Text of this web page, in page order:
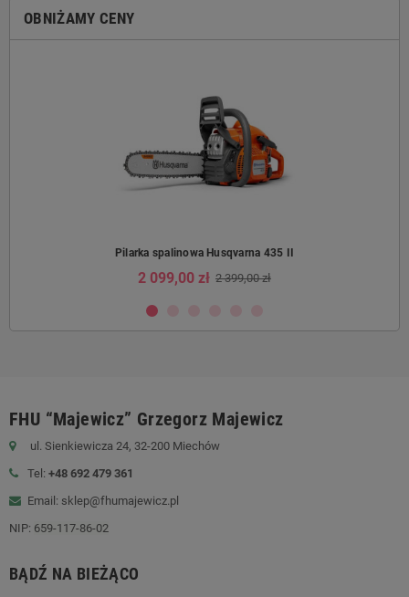
OBNIŻAMY CENY
Pilarka spalinowa Husqvarna 435 II
2 099,00 zł 2 399,00 zł
FHU “Majewicz” Grzegorz Majewicz
ul. Sienkiewicza 24, 32-200 Miechów
Tel: +48 692 479 361
Email: sklep@fhumajewicz.pl
NIP: 659-117-86-02
BĄDŹ NA BIEŻĄCO